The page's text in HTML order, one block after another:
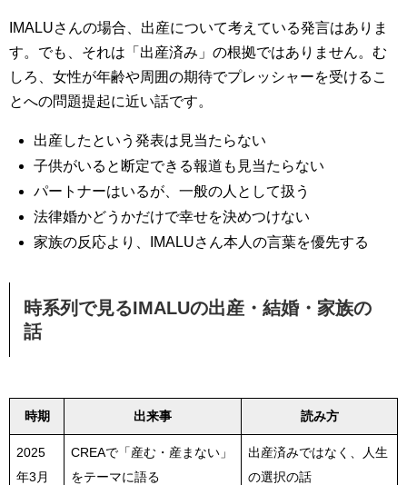
IMALUさんの場合、出産について考えている発言はありま
す。でも、それは「出産済み」の根拠ではありません。む
しろ、女性が年齢や周囲の期待でプレッシャーを受けるこ
とへの問題提起に近い話です。
出産したという発表は見当たらない
子供がいると断定できる報道も見当たらない
パートナーはいるが、一般の人として扱う
法律婚かどうかだけで幸せを決めつけない
家族の反応より、IMALUさん本人の言葉を優先する
時系列で見るIMALUの出産・結婚・家族の
話
時期 出来事 読み方
2025
年3月
CREAで「産む・産まない」
をテーマに語る
出産済みではなく、人生
の選択の話